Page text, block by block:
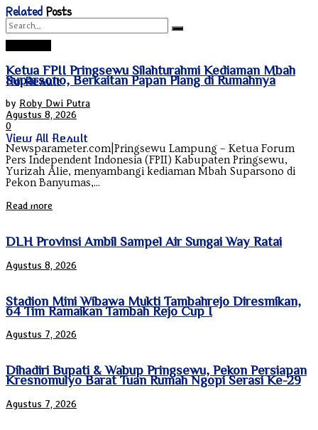
No Result
View All Result
Related Posts
Ketua FPII Pringsewu Silahturahmi Kediaman Mbah
Suparsono, Berkaitan Papan Plang di Rumahnya
by Roby Dwi Putra
Agustus 8, 2026
0
Newsparameter.com|Pringsewu Lampung – Ketua Forum
Pers Independent Indonesia (FPII) Kabupaten Pringsewu,
Yurizah Alie, menyambangi kediaman Mbah Suparsono di
Pekon Banyumas,...
Read more
DLH Provinsi Ambil Sampel Air Sungai Way Ratai
Agustus 8, 2026
Stadion Mini Wibawa Mukti Tambahrejo Diresmikan,
64 Tim Ramaikan Tambah Rejo Cup I
Agustus 7, 2026
Dihadiri Bupati & Wabup Pringsewu, Pekon Persiapan
Kresnomulyo Barat Tuan Rumah Ngopi Serasi Ke-29
Agustus 7, 2026